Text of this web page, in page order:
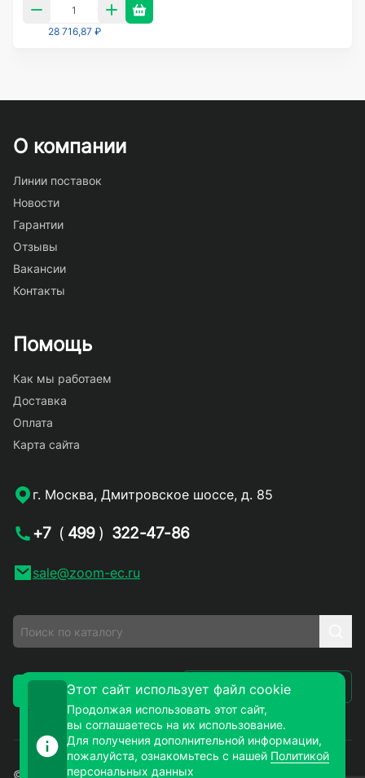
28 716,87 ₽
О компании
Линии поставок
Новости
Гарантии
Отзывы
Вакансии
Контакты
Помощь
Как мы работаем
Доставка
Оплата
Карта сайта
г. Москва, Дмитровское шоссе, д. 85
+7 ( 499 ) 322-47-86
sale@zoom-ec.ru
Заказать звонок Написать письмо
© 2026. ЗУМ-СМД – продажа электронных компонентов
Этот сайт использует файл cookie
Продолжая использовать этот сайт,
вы соглашаетесь на их использование.
Для получения дополнительной информации,
пожалуйста, ознакомьтесь с нашей Политикой
персональных данных